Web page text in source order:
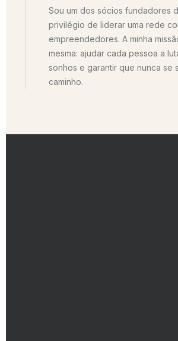
Sou um dos sócios fundadores
privilégio de liderar uma rede
empreendedores. A minha
mesma: ajudar cada pessoa a
sonhos e garantir que nunca se
caminho.